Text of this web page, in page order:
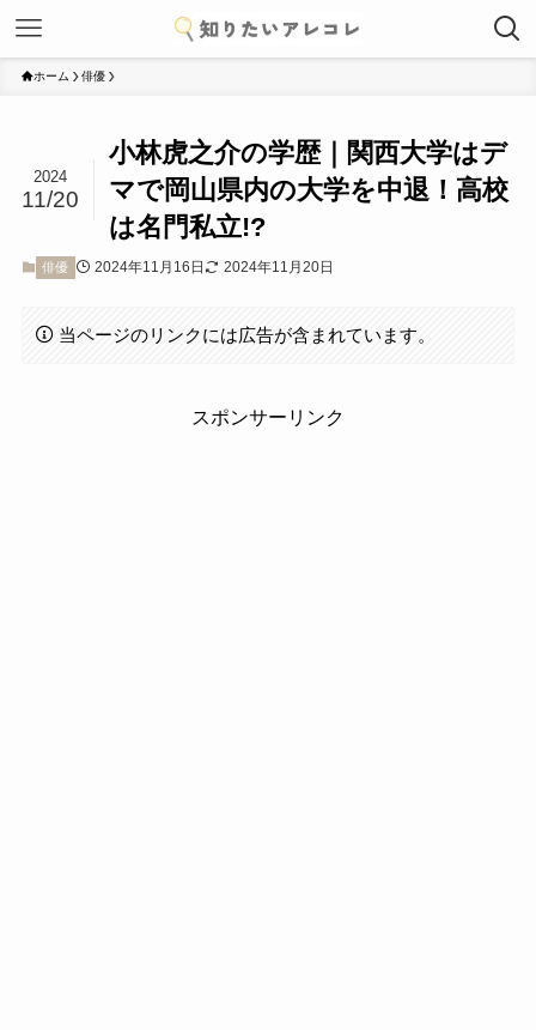
ホーム 俳優
小林虎之介の学歴｜関西大学はデ
マで岡山県内の大学を中退！高校
は名門私立!?
2024
11/20
俳優 2024年11月16日 2024年11月20日
当ページのリンクには広告が含まれています。
スポンサーリンク